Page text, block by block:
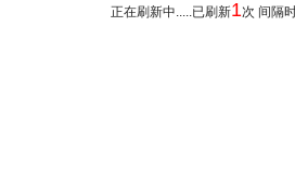
正在刷新中.....已刷新1次 间隔